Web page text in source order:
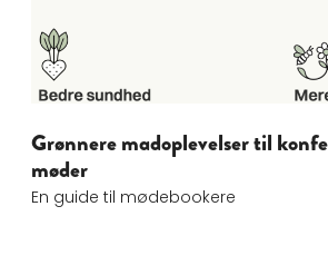
Grønnere madoplevelser til
møder
En guide til mødebookere